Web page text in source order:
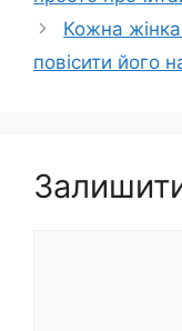
Кожна жінка
повісити його